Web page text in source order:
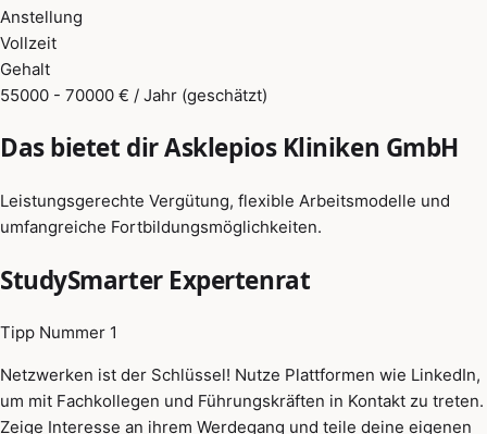
Anstellung
Vollzeit
Gehalt
55000 - 70000 € / Jahr (geschätzt)
Das bietet dir Asklepios Kliniken GmbH
Leistungsgerechte Vergütung, flexible Arbeitsmodelle und
umfangreiche Fortbildungsmöglichkeiten.
StudySmarter Expertenrat
Tipp Nummer 1
Netzwerken ist der Schlüssel! Nutze Plattformen wie LinkedIn,
um mit Fachkollegen und Führungskräften in Kontakt zu treten.
Zeige Interesse an ihrem Werdegang und teile deine eigenen